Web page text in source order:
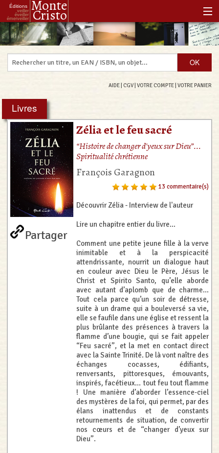
Éditions Monte
Cristo
veiller
éveiller
émerveiller
Accueil
Notre histoire
Notre boutique
Les Réenchanteurs Associés
AIDE CGV| VOTRE COMPTE VOTRE PANIER
Livres
Partager
Zélia et le feu sacré
“Histoire de changer d'yeux sur Dieu”...
Spiritualité chrétienne
François Garagnon
13 commentaire(s)
Découvrir Zélia - Interview de l'auteur
Lire un chapitre entier du livre...
Comment une petite jeune fille à la verve
inimitable et à la perspicacité
attendrissante, nourrit un dialogue haut
en couleur avec Dieu le Père, Jésus le
Christ et Spirito Santo, qu’elle aborde
avec autant d’aplomb que de charme...
Tout cela parce qu’un soir de détresse,
suite à un drame qui a bouleversé sa vie,
elle se faufile dans une église et ressent la
plus brûlante des présences à travers la
flamme d’une bougie, qui se fait appeler
“Feu sacré”, et la met en contact direct
avec la Sainte Trinité. De là vont naître des
échanges cocasses, édifiants,
renversants, pittoresques, émouvants,
inspirés, facétieux... tout feu tout flamme
! Une manière d’aborder l’essence-ciel
des mystères de la foi, qui permet, par des
élans inattendus et de constants
retournements de situation, de convertir
nos cœurs et de “changer d’yeux sur
Dieu”.